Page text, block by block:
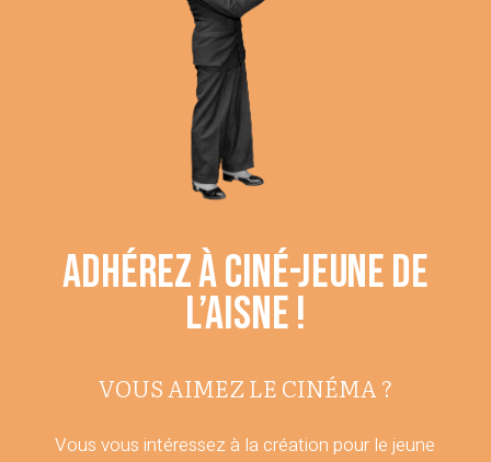
ADHÉREZ À CINÉ-JEUNE DE
L’AISNE !
VOUS AIMEZ LE CINÉMA ?